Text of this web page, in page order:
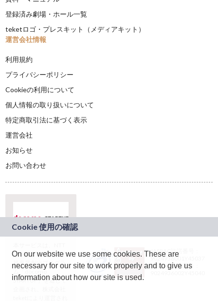
登録済み劇場・ホール一覧
teketロゴ・プレスキット（メディアキット）
運営会社情報
利用規約
プライバシーポリシー
Cookieの利用について
個人情報の取り扱いについて
特定商取引法に基づく表示
運営会社
お知らせ
お問い合わせ
ドコモグループの新
規事業創出プログラ
ム「docomo
STARTUP」を通じて
JASRAC許諾番号：
9024936001Y45037
JASRAC許諾番号：
On our website we use some cookies. These are
necessary for our site to work properly and to give us
information about how our site is used.